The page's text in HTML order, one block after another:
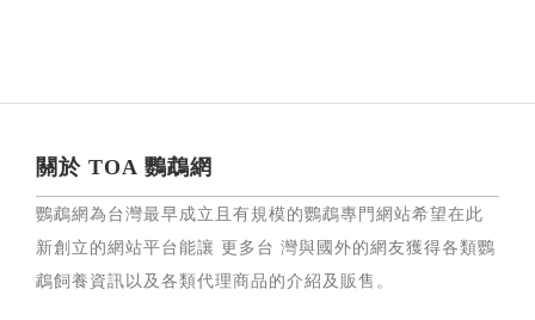
關於 TOA 鸚鵡網
鸚鵡網為台灣最早成立且有規模的鸚鵡專門網站希望在此
新創立的網站平台能讓 更多台 灣與國外的網友獲得各類鸚
鵡飼養資訊以及各類代理商品的介紹及販售。